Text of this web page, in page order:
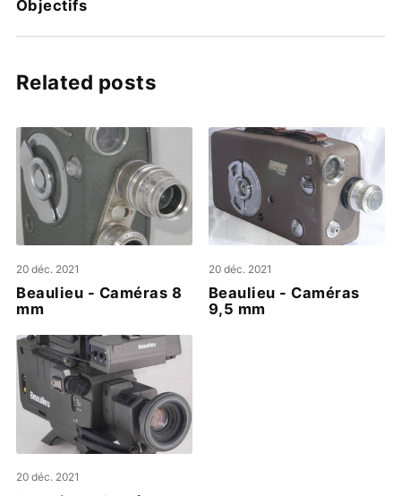
Objectifs
Related posts
20 déc. 2021
Beaulieu - Caméras 8
mm
20 déc. 2021
Beaulieu - Caméras
9,5 mm
20 déc. 2021